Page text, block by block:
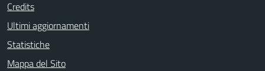
Credits
Ultimi aggiornamenti
Statistiche
Mappa del Sito